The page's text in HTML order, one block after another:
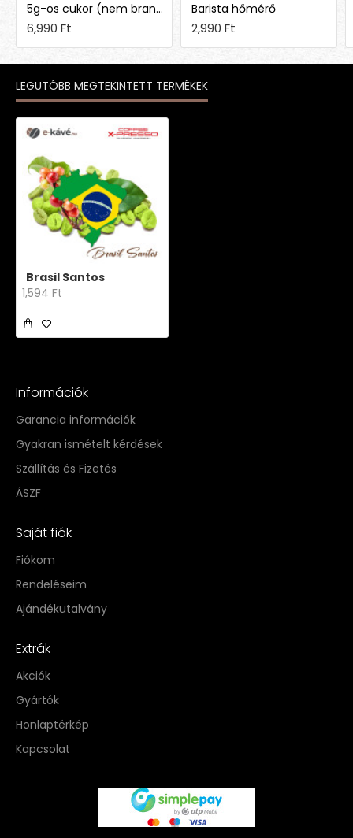
5g-os cukor (nem brandingelt)
6,990 Ft
Barista hőmérő
2,990 Ft
LEGUTÓBB MEGTEKINTETT TERMÉKEK
Brasil Santos
1,594 Ft
Információk
Garancia információk
Gyakran ismételt kérdések
Szállítás és Fizetés
ÁSZF
Saját fiók
Fiókom
Rendeléseim
Ajándékutalvány
Extrák
Akciók
Gyártók
Honlaptérkép
Kapcsolat